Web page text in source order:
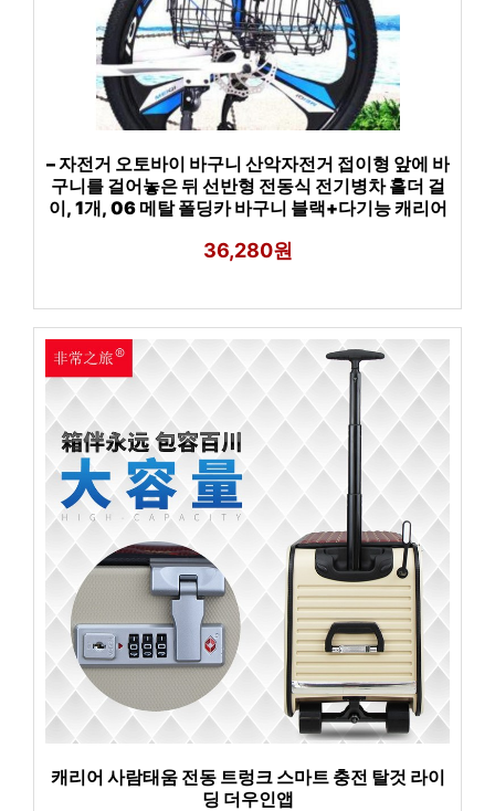
– 자전거 오토바이 바구니 산악자전거 접이형 앞에 바
구니를 걸어놓은 뒤 선반형 전동식 전기병차 홀더 걸
이, 1개, 06 메탈 폴딩카 바구니 블랙+다기능 캐리어
36,280원
캐리어 사람태움 전동 트렁크 스마트 충전 탈것 라이
딩 더우인앱